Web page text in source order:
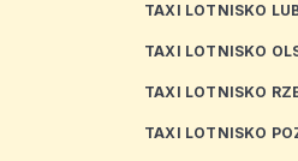
TAXI LOTNISKO
TAXI LOTNISKO
TAXI LOTNISKO
TAXI LOTNISKO